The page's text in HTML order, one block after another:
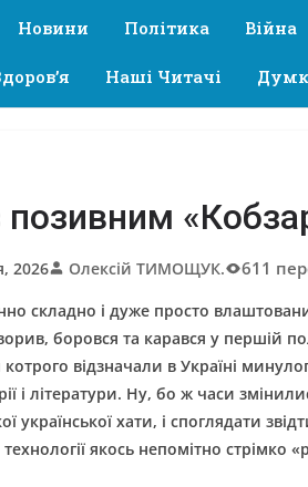
Новини Політика Війна
Наші Читачі
позивним
2026 Олексій ТИМОЩУК. 611
складно і дуже просто
боровся та карався у першій
відзначали в Україні
і літератури. Ну, бо ж часи
української хати, і споглядати
технології якось непомітно